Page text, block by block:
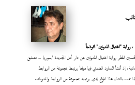
رواية "اغتيال المدونين" انموذجاً
المطر رواية اغتيال المدونين عن دار أمل الجديدة /سوريا – دمشق
إذ أنشأ السارد الضمني فيها موقعاً يرتبط بمجموعة من الروابط
قمت بانشاء هذا الموقع الذي يرتبط بمجموعة من الروابط والمدونات